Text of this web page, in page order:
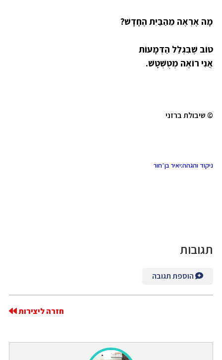
מָה אֶרְאֶה מֵהַבַּיִת הֶחָדָשׁ?
טוֹב שֶׁבִּגְלַל הַדְּמָעוֹת
אֲנִי רוֹאֶה מְטֻשְׁטָשׁ.
© שיבולת ברזני
ניקוד והגהה:יאיר בן־חור
תגובות
הוספת תגובה
חזרה ליצירות